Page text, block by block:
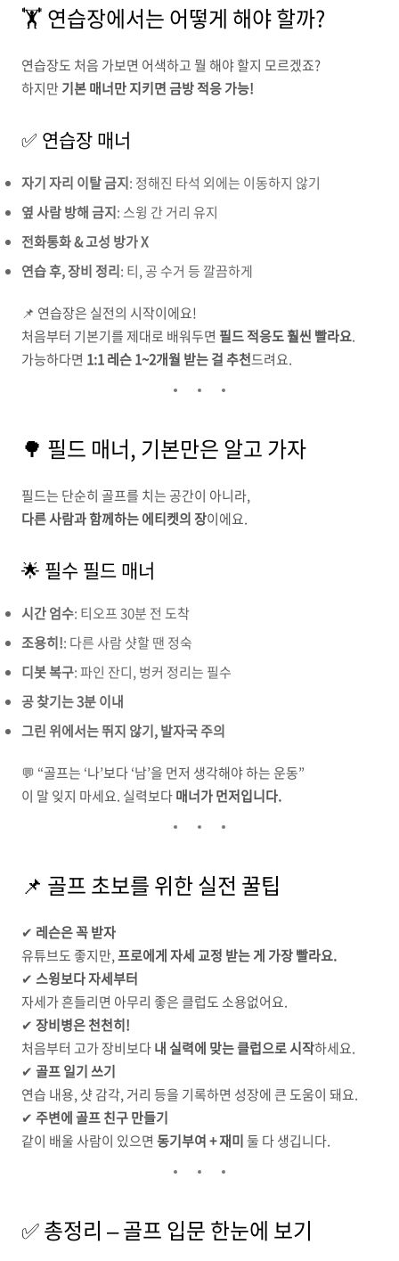
🏋️ 연습장에서는 어떻게 해야 할까?
연습장도 처음 가보면 어색하고 뭘 해야 할지 모르겠죠?
하지만기본 매너만 지키면 금방 적응 가능!
✅ 연습장 매너
자기 자리 이탈 금지: 정해진 타석 외에는 이동하지 않기
옆 사람 방해 금지: 스윙 간 거리 유지
전화통화 & 고성 방가 X
연습 후, 장비 정리: 티, 공 수거 등 깔끔하게
📌 연습장은 실전의 시작이에요!
처음부터 기본기를 제대로 배워두면 필드 적응도 훨씬 빨라요.
가능하다면 1:1 레슨 1~2개월 받는 걸 추천드려요.
🌳 필드 매너, 기본만은 알고 가자
필드는 단순히 골프를 치는 공간이 아니라,
다른 사람과 함께하는 에티켓의 장이에요.
🌟 필수 필드 매너
시간 엄수: 티오프 30분 전 도착
조용히!: 다른 사람 샷할 땐 정숙
디봇 복구: 파인 잔디, 벙커 정리는 필수
공 찾기는 3분 이내
그린 위에서는 뛰지 않기, 발자국 주의
💬 “골프는 ‘나’보다 ‘남’을 먼저 생각해야 하는 운동”
이 말 잊지 마세요. 실력보다매너가 먼저입니다.
📌 골프 초보를 위한 실전 꿀팁
✔ 레슨은 꼭 받자
유튜브도 좋지만,프로에게 자세 교정 받는 게 가장 빨라요.
✔ 스윙보다 자세부터
자세가 흔들리면 아무리 좋은 클럽도 소용없어요.
✔ 장비병은 천천히!
처음부터 고가 장비보다내 실력에 맞는 클럽으로 시작하세요.
✔ 골프 일기 쓰기
연습 내용, 샷 감각, 거리 등을 기록하면 성장에 큰 도움이 돼요.
✔ 주변에 골프 친구 만들기
같이 배울 사람이 있으면 동기부여 + 재미 둘 다 생깁니다.
✅ 총정리 – 골프 입문 한눈에 보기